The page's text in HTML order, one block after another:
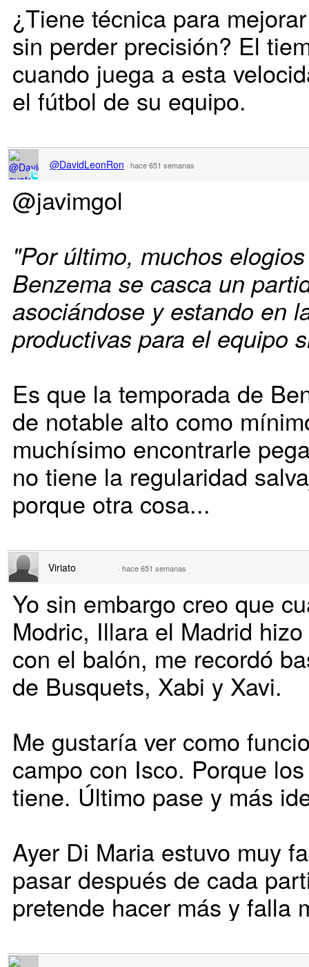
¿Tiene técnica para
sin perder precisión? El
cuando juega a esta
el fútbol de su equipo.
@DavidLeonRon · hace 651 semanas
@javimgol
"Por último, muchos
Benzema se casca un
asociándose y estando en
productivas para el equipo
Es que la temporada de
de notable alto como
muchísimo encontrarle
no tiene la regularidad
porque otra cosa...
Viriato · hace 651 semanas
Yo sin embargo creo que
Modric, Illara el Madrid
con el balón, me recordó
de Busquets, Xabi y Xavi.
Me gustaría ver como
campo con Isco. Porque
tiene. Último pase y más
Ayer Di Maria estuvo muy
pasar después de cada
pretende hacer más y falla